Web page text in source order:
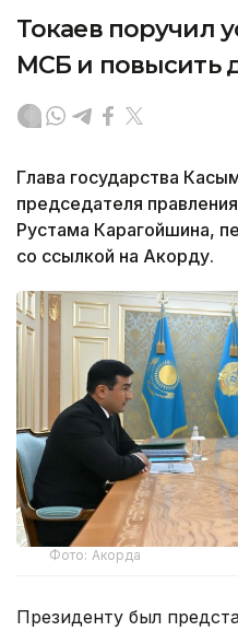
Токаев поручил
МСБ и повысить
Глава государства
председателя
Рустама Карагойшина,
со ссылкой на Акорду.
Фото: Акорда
Президенту был